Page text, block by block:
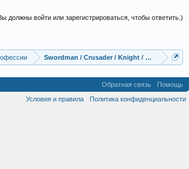
должны войти или зарегистрироваться, чтобы ответить.)
Swordman / Crusader / Knight / Paladin /
Обратная связь
Помощь
Условия и правила
Политика конфиденциальности